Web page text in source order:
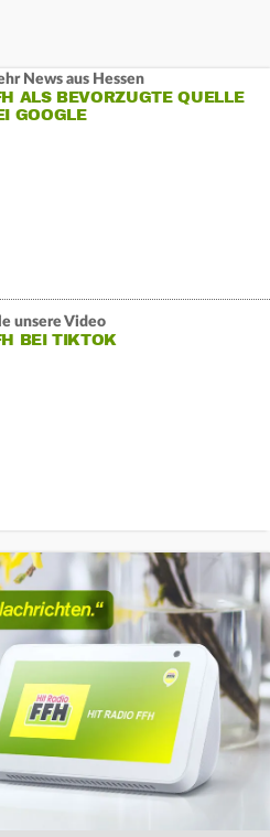
News aus Hessen
ALS BEVORZUGTE QUELLE
GOOGLE
unsere Video
BEI TIKTOK